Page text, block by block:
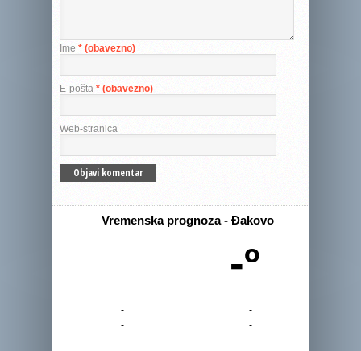
Ime * (obavezno)
E-pošta * (obavezno)
Web-stranica
Vremenska prognoza - Đakovo
-º
-
-
-
-
-
-